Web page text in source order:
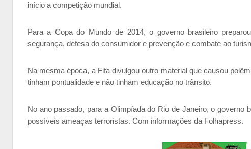
início a competição mundial.
Para a Copa do Mundo de 2014, o governo brasileiro
segurança, defesa do consumidor e prevenção e combate ao
Na mesma época, a Fifa divulgou outro material que causou
tinham pontualidade e não tinham educação no trânsito.
No ano passado, para a Olimpíada do Rio de Janeiro, o governo
possíveis ameaças terroristas. Com informações da Folhapress.